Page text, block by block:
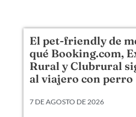
El pet-friendly de
qué Booking.com,
Rural y Clubrural
al viajero con perro
7 DE AGOSTO DE 2026